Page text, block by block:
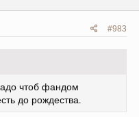
#983
чтоб фандом
до рождества.